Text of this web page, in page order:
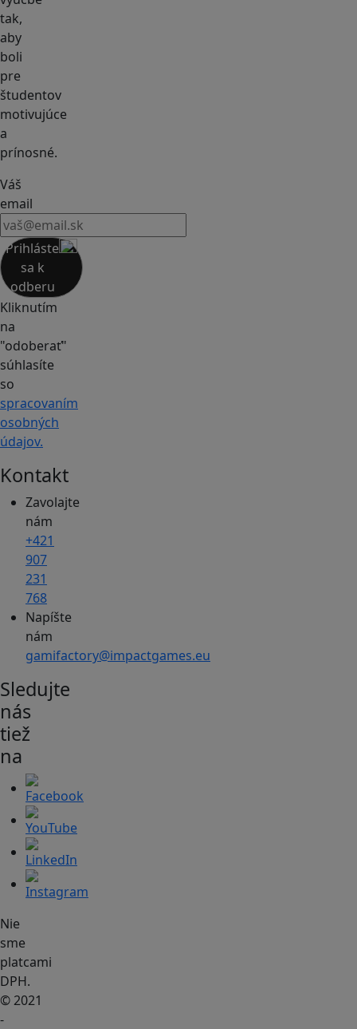
tak,
aby
boli
pre
študentov
motivujúce
a
prínosné.
Váš
email
Prihláste
sa k
odberu
Kliknutím
na
"odoberať"
súhlasíte
so
spracovaním
osobných
údajov.
Kontakt
Zavolajte
nám
+421
907
231
768
Napíšte
nám
gamifactory@impactgames.eu
Sledujte
nás
tiež
na
Nie
sme
platcami
DPH.
© 2021
-